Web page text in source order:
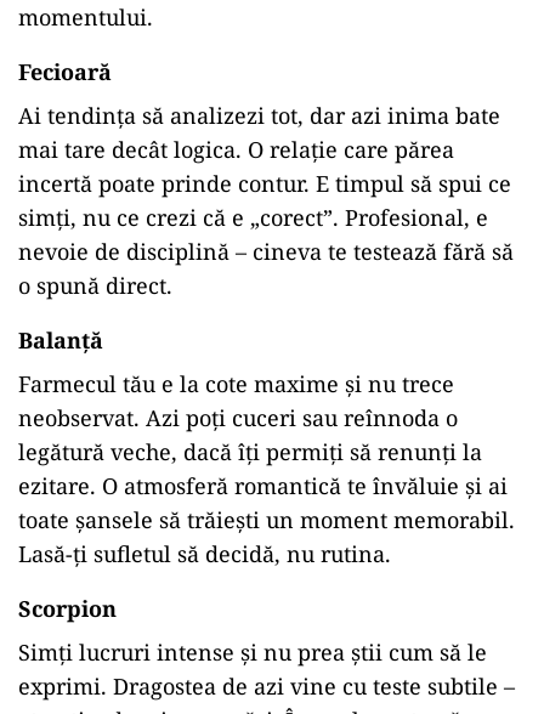
momentului.
Fecioară
Ai tendința să analizezi tot, dar azi inima bate
mai tare decât logica. O relație care părea
incertă poate prinde contur. E timpul să spui ce
simți, nu ce crezi că e „corect”. Profesional, e
nevoie de disciplină – cineva te testează fără să
o spună direct.
Balanță
Farmecul tău e la cote maxime și nu trece
neobservat. Azi poți cuceri sau reînnoda o
legătură veche, dacă îți permiți să renunți la
ezitare. O atmosferă romantică te învăluie și ai
toate șansele să trăiești un moment memorabil.
Lasă-ți sufletul să decidă, nu rutina.
Scorpion
Simți lucruri intense și nu prea știi cum să le
exprimi. Dragostea de azi vine cu teste subtile –